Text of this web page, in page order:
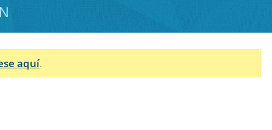
aquí.